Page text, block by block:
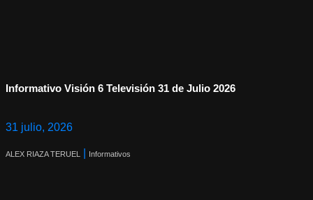
Informativo Visión 6 Televisión 31 de Julio 2026
31 julio, 2026
ALEX RIAZA TERUEL Informativos